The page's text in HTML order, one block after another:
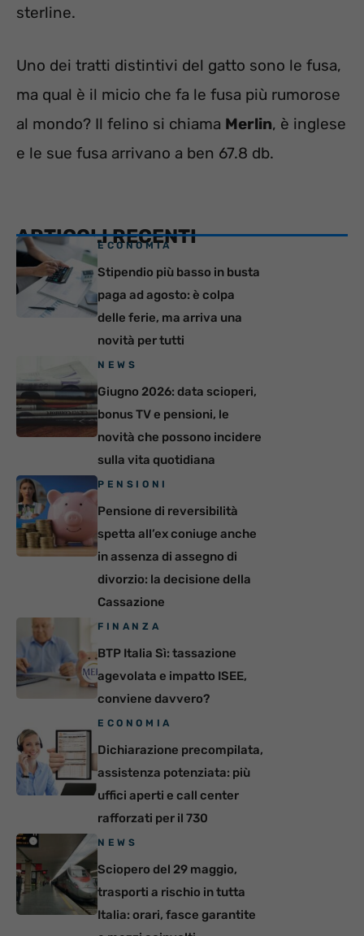
sterline.
Uno dei tratti distintivi del gatto sono le fusa,
ma qual è il micio che fa le fusa più rumorose
al mondo? Il felino si chiama Merlin, è inglese
e le sue fusa arrivano a ben 67.8 db.
ARTICOLI RECENTI
ECONOMIA
Stipendio più basso in busta
paga ad agosto: è colpa
delle ferie, ma arriva una
novità per tutti
NEWS
Giugno 2026: data scioperi,
bonus TV e pensioni, le
novità che possono incidere
sulla vita quotidiana
PENSIONI
Pensione di reversibilità
spetta all’ex coniuge anche
in assenza di assegno di
divorzio: la decisione della
Cassazione
FINANZA
BTP Italia Sì: tassazione
agevolata e impatto ISEE,
conviene davvero?
ECONOMIA
Dichiarazione precompilata,
assistenza potenziata: più
uffici aperti e call center
rafforzati per il 730
NEWS
Sciopero del 29 maggio,
trasporti a rischio in tutta
Italia: orari, fasce garantite